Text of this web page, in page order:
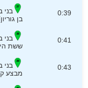
0:39
בן
0:41
בני
ששת
0:43
בני
מבצע